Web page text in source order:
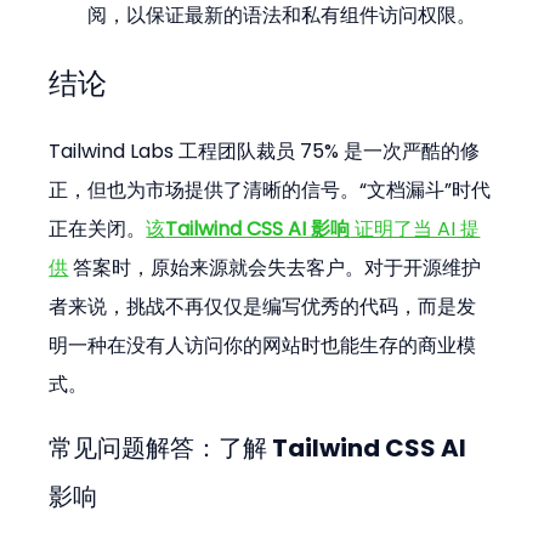
阅，以保证最新的语法和私有组件访问权限。
结论
Tailwind Labs 工程团队裁员 75% 是一次严酷的修
正，但也为市场提供了清晰的信号。“文档漏斗”时代
正在关闭。该Tailwind CSS AI 影响 证明了当 AI 提
供 答案时，原始来源就会失去客户。对于开源维护
者来说，挑战不再仅仅是编写优秀的代码，而是发
明一种在没有人访问你的网站时也能生存的商业模
式。
常见问题解答：了解 Tailwind CSS AI
影响